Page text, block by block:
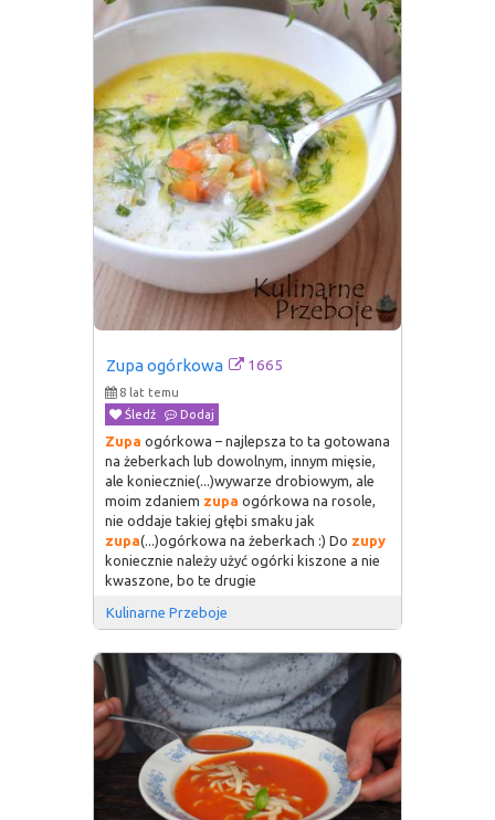
Zupa ogórkowa 1665
8 lat temu
Śledź
Dodaj
Zupa ogórkowa – najlepsza to ta gotowana
na żeberkach lub dowolnym, innym mięsie,
ale koniecznie(...)wywarze drobiowym, ale
moim zdaniem zupa ogórkowa na rosole,
nie oddaje takiej głębi smaku jak
zupa(...)ogórkowa na żeberkach :) Do zupy
koniecznie należy użyć ogórki kiszone a nie
kwaszone, bo te drugie
Kulinarne Przeboje